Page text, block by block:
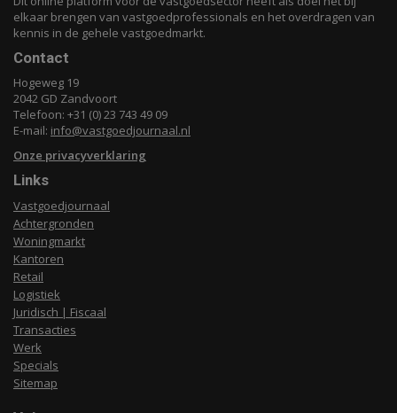
elkaar brengen van vastgoedprofessionals en het overdragen van
kennis in de gehele vastgoedmarkt.
Contact
Hogeweg 19
2042 GD Zandvoort
Telefoon: +31 (0) 23 743 49 09
E-mail: info@vastgoedjournaal.nl
Onze privacyverklaring
Links
Vastgoedjournaal
Achtergronden
Woningmarkt
Kantoren
Retail
Logistiek
Juridisch | Fiscaal
Transacties
Werk
Specials
Sitemap